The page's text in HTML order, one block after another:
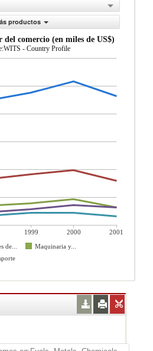
productos
comercio (en miles de US$)
- Country Profile
1999 2000
2001
de...
Maquinaria y...